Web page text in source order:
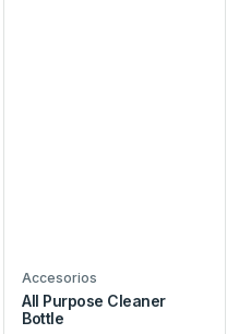
Accesorios
All Purpose Cleaner
Bottle